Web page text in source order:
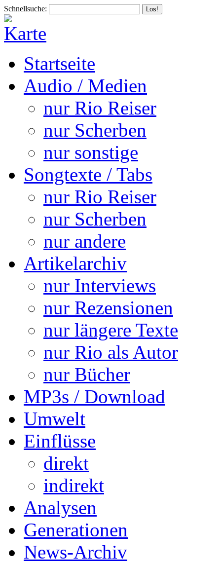
Schnellsuche:
Startseite
Audio / Medien
nur Rio Reiser
nur Scherben
nur sonstige
Songtexte / Tabs
nur Rio Reiser
nur Scherben
nur andere
Artikelarchiv
nur Interviews
nur Rezensionen
nur längere Texte
nur Rio als Autor
nur Bücher
MP3s / Download
Umwelt
Einflüsse
direkt
indirekt
Analysen
Generationen
News-Archiv